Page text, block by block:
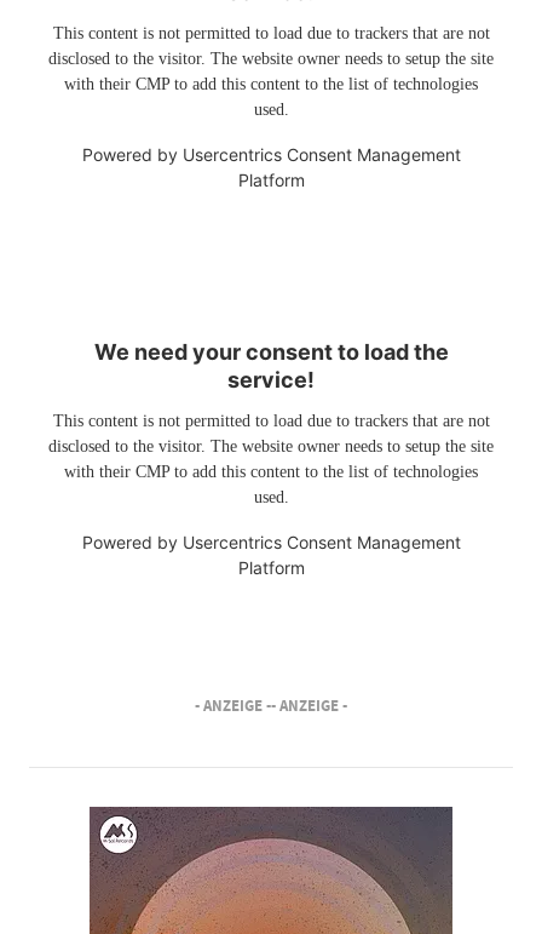
This content is not permitted to load due to trackers that are not
disclosed to the visitor. The website owner needs to setup the site
with their CMP to add this content to the list of technologies
used.
Powered by Usercentrics Consent Management
Platform
We need your consent to load the
service!
This content is not permitted to load due to trackers that are not
disclosed to the visitor. The website owner needs to setup the site
with their CMP to add this content to the list of technologies
used.
Powered by Usercentrics Consent Management
Platform
- ANZEIGE -- ANZEIGE -